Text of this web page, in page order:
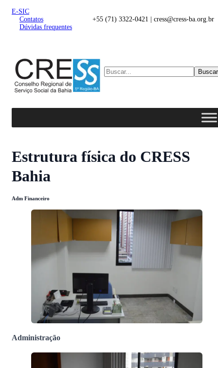
E-SIC
Contatos
Dúvidas frequentes
+55 (71) 3322-0421 | cress@cress-ba.org.br
Buscar
Estrutura física do CRESS
Bahia
Adm Financeiro
Administração